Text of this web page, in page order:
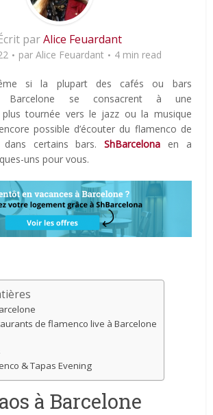
parAlice Feuardant
par Alice Feuardant 4 min read
si la plupart des cafés ou bars
Barcelone se consacrent à une
tournée vers le jazz ou la musique
possible d’écouter du flamenco de
dans certains bars.ShBarcelona en a
uns pour vous.
de flamenco live à Barcelone
& Tapas Evening
à Barcelone